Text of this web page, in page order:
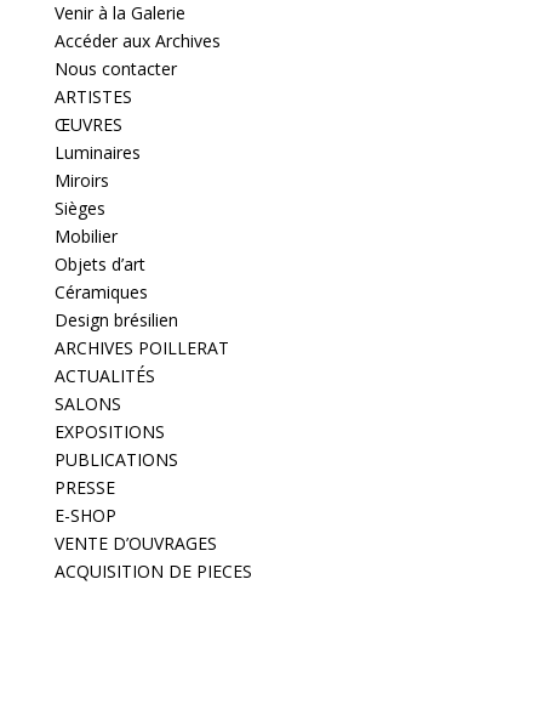
Venir à la Galerie
Accéder aux Archives
Nous contacter
ARTISTES
ŒUVRES
Luminaires
Miroirs
Sièges
Mobilier
Objets d’art
Céramiques
Design brésilien
ARCHIVES POILLERAT
ACTUALITÉS
SALONS
EXPOSITIONS
PUBLICATIONS
PRESSE
E-SHOP
VENTE D’OUVRAGES
ACQUISITION DE PIECES